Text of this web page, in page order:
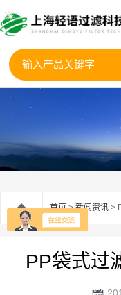
首页>新闻资讯 >
PP袋式过